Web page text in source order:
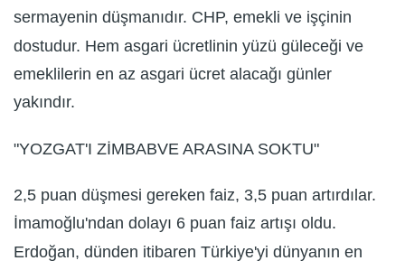
sermayenin düşmanıdır. CHP, emekli ve işçinin
dostudur. Hem asgari ücretlinin yüzü güleceği ve
emeklilerin en az asgari ücret alacağı günler
yakındır.
"YOZGAT'I ZİMBABVE ARASINA SOKTU"
2,5 puan düşmesi gereken faiz, 3,5 puan artırdılar.
İmamoğlu'ndan dolayı 6 puan faiz artışı oldu.
Erdoğan, dünden itibaren Türkiye'yi dünyanın en